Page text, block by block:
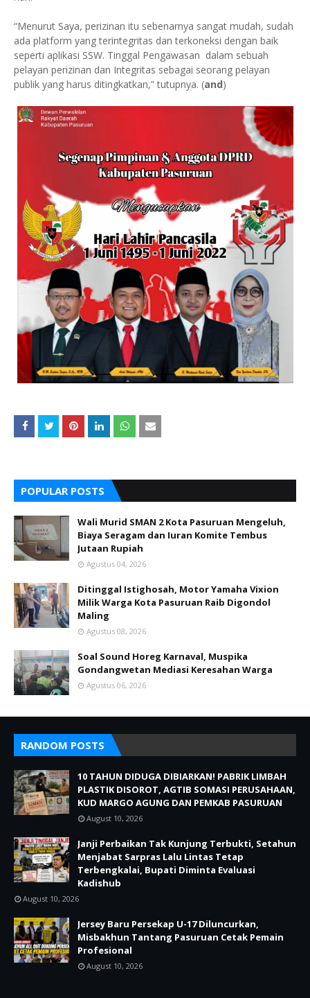
“Menurut Saya, perizinan itu sebenarnya sangat mudah, sudah
ada platform yang terintegritas dan terkoneksi dengan baik
seperti aplikasi SSW. Tinggal Pengawasan dalam sebuah
pelayan perizinan dan Integritas sebagai seorang pelayan
publik yang harus ditingkatkan,” tutupnya. (and)
POPULAR POSTS
Wali Murid SMAN 2 Kota Pasuruan Mengeluh,
Biaya Seragam dan Iuran Komite Tembus
Jutaan Rupiah
Agustus 04, 2026
Ditinggal Istighosah, Motor Yamaha Vixion
Milik Warga Kota Pasuruan Raib Digondol
Maling
Agustus 08, 2026
Soal Sound Horeg Karnaval, Muspika
Gondangwetan Mediasi Keresahan Warga
Agustus 06, 2026
RANDOM POSTS
10 TAHUN DIDUGA DIBIARKAN! PABRIK LIMBAH
PLASTIK DISOROT, AGTIB SOMASI PERUSAHAAN,
KUD MARGO AGUNG DAN PEMKAB PASURUAN
August 10, 2026
Janji Perbaikan Tak Kunjung Terbukti, Setahun
Menjabat Sarpras Lalu Lintas Tetap
Terbengkalai, Bupati Diminta Evaluasi
Kadishub
August 10, 2026
Jersey Baru Persekap U-17 Diluncurkan,
Misbakhun Tantang Pasuruan Cetak Pemain
Profesional
August 10, 2026